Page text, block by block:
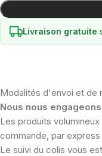
Livraison gratuite
Modalités d'envoi et de
Nous nous
Les produits
commande, par
Le suivi du colis vous